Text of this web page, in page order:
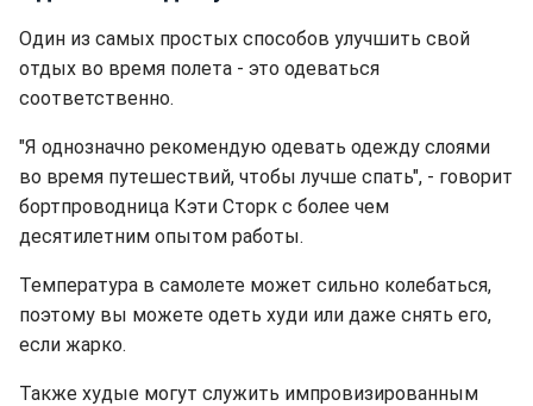
Один из самых простых способов улучшить свой
отдых во время полета - это одеваться
соответственно.
"Я однозначно рекомендую одевать одежду слоями
во время путешествий, чтобы лучше спать", - говорит
бортпроводница Кэти Сторк с более чем
десятилетним опытом работы.
Температура в самолете может сильно колебаться,
поэтому вы можете одеть худи или даже снять его,
если жарко.
Также худые могут служить импровизированным